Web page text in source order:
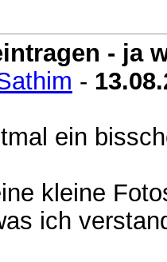
- ja
-
ein
kleine
ich